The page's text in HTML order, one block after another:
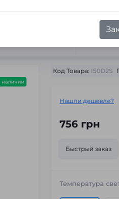
шт.)
наличии
Код Товара: I50D2S
Нашли дешевле?
756 грн
Быстрый заказ
Температура